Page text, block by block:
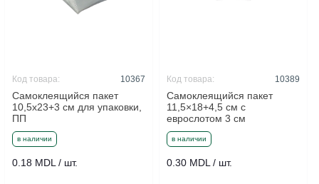
в наличии
Самоклеящийся пакет
10,5x23+3 см для упаковки,
ПП
Код товара: 10367
0.18 MDL / шт.
в наличии
Самоклеящийся пакет
11,5×18+4,5 см с
еврослотом 3 см
Код товара: 10389
0.30 MDL / шт.